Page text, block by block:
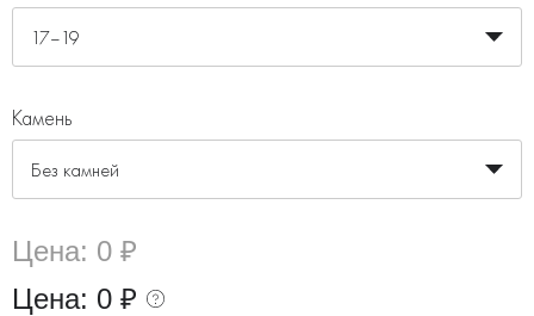
17–19
Камень
Без камней
Цена: 0 ₽
Цена: 0 ₽